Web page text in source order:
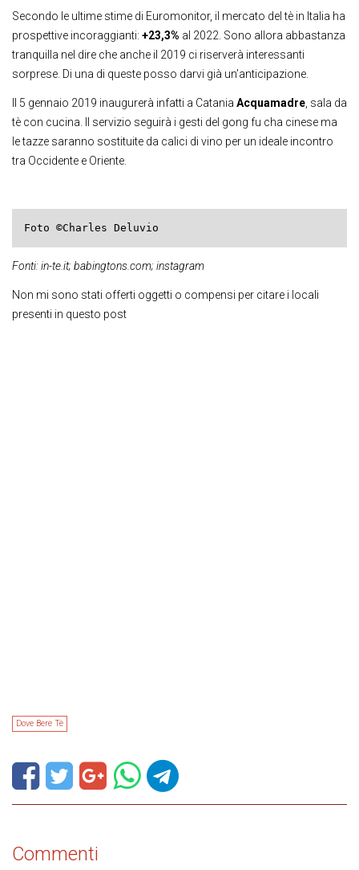
Secondo le ultime stime di Euromonitor, il mercato del tè in Italia ha
prospettive incoraggianti: +23,3% al 2022. Sono allora abbastanza
tranquilla nel dire che anche il 2019 ci riserverà interessanti
sorprese. Di una di queste posso darvi già un’anticipazione.
Il 5 gennaio 2019 inaugurerà infatti a Catania Acquamadre , sala da
tè con cucina. Il servizio seguirà i gesti del gong fu cha cinese ma
le tazze saranno sostituite da calici di vino per un ideale incontro
tra Occidente e Oriente.
Foto ©Charles Deluvio
Fonti: in-te.it; babingtons.com; instagram
Non mi sono stati offerti oggetti o compensi per citare i locali
presenti in questo post
Dove Bere Tè
Commenti